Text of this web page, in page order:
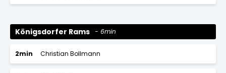
Königsdorfer Rams 6min
2min Christian Bollmann